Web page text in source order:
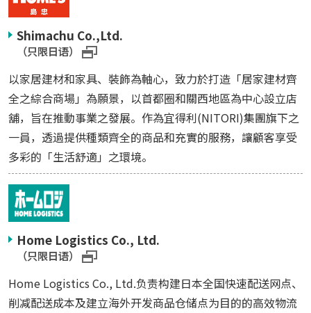
Shimachu Co.,Ltd.
（只限日语）
以家居建材和家具、裝飾為軸心，致力於打造「居家建材齊
全之綜合商場」為願景，以首都圈和關西地區為中心設立店
舖，旨在推動事業之發展。作為宜得利(NITORI)集團旗下之
一員，透過提供種類齊全的商品和充實的服務，讓顧客享受
多彩的「生活舒適」之環境。
Home Logistics Co., Ltd.
（只限日语）
Home Logistics Co., Ltd.负责构建日本全国快速配送网点、
削减配送成本及建立海外开发商品仓储点为目的的高效物流